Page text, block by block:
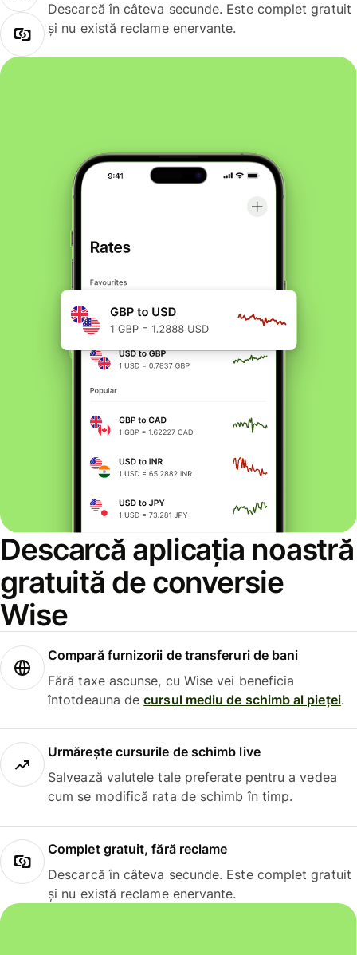
Descarcă în câteva secunde. Este complet gratuit
și nu există reclame enervante.
Descarcă aplicația noastră
gratuită de conversie
Wise
Compară furnizorii de transferuri de bani
Fără taxe ascunse, cu Wise vei beneficia
întotdeauna decursul mediu de schimb al pieței.
Urmărește cursurile de schimb live
Salvează valutele tale preferate pentru a vedea
cum se modifică rata de schimb în timp.
Complet gratuit, fără reclame
Descarcă în câteva secunde. Este complet gratuit
și nu există reclame enervante.